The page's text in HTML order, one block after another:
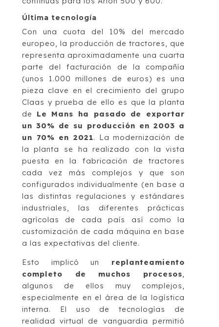
Última tecnología
Con una cuota del 10% del mercado
europeo, la producción de tractores, que
representa aproximadamente una cuarta
parte del facturación de la compañía
(unos 1.000 millones de euros) es una
pieza clave en el crecimiento del grupo
Claas y prueba de ello es que la planta
de Le Mans ha pasado de exportar
un 30% de su producción en 2003 a
un 70% en 2021. La modernización de
la planta se ha realizado con la vista
puesta en la fabricación de tractores
cada vez más complejos y que son
configurados individualmente (en base a
las distintas regulaciones y estándares
industriales, las diferentes prácticas
agrícolas de cada país así como la
customización de cada máquina en base
a las expectativas del cliente.
Esto implicó un
replanteamiento
completo de muchos procesos
algunos de ellos muy complejos,
especialmente en el área de la logística
interna. El uso de tecnologías de
realidad virtual de vanguardia permitió